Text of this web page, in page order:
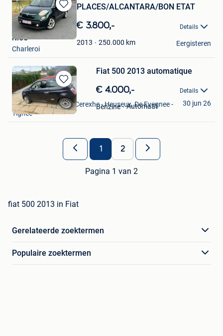
Bewaren
in
Mijn
Favorieten
PLACES/ALCANTARA/BON ETAT
€ 3.800,- Details
2013 250.000 km
NICO
Charleroi
Eergisteren
Bewaren
in
Mijn
Favorieten
Fiat 500 2013 automatique
€ 4.000,- Details
Benzine Automaat
Julien Gilles
Barchon + Partie De Cerexhe - Heuseux, De Evegnee -
Tignee
30 jun 26
1 2
Pagina 1 van 2
fiat 500 2013 in Fiat
Gerelateerde zoektermen
Populaire zoektermen